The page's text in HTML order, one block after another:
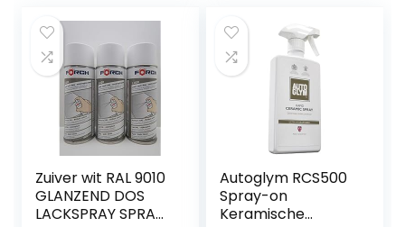
Zuiver wit RAL 9010
GLANZEND DOS
LACKSPRAY SPRAY
Autoglym RCS500
Spray-on
Keramische